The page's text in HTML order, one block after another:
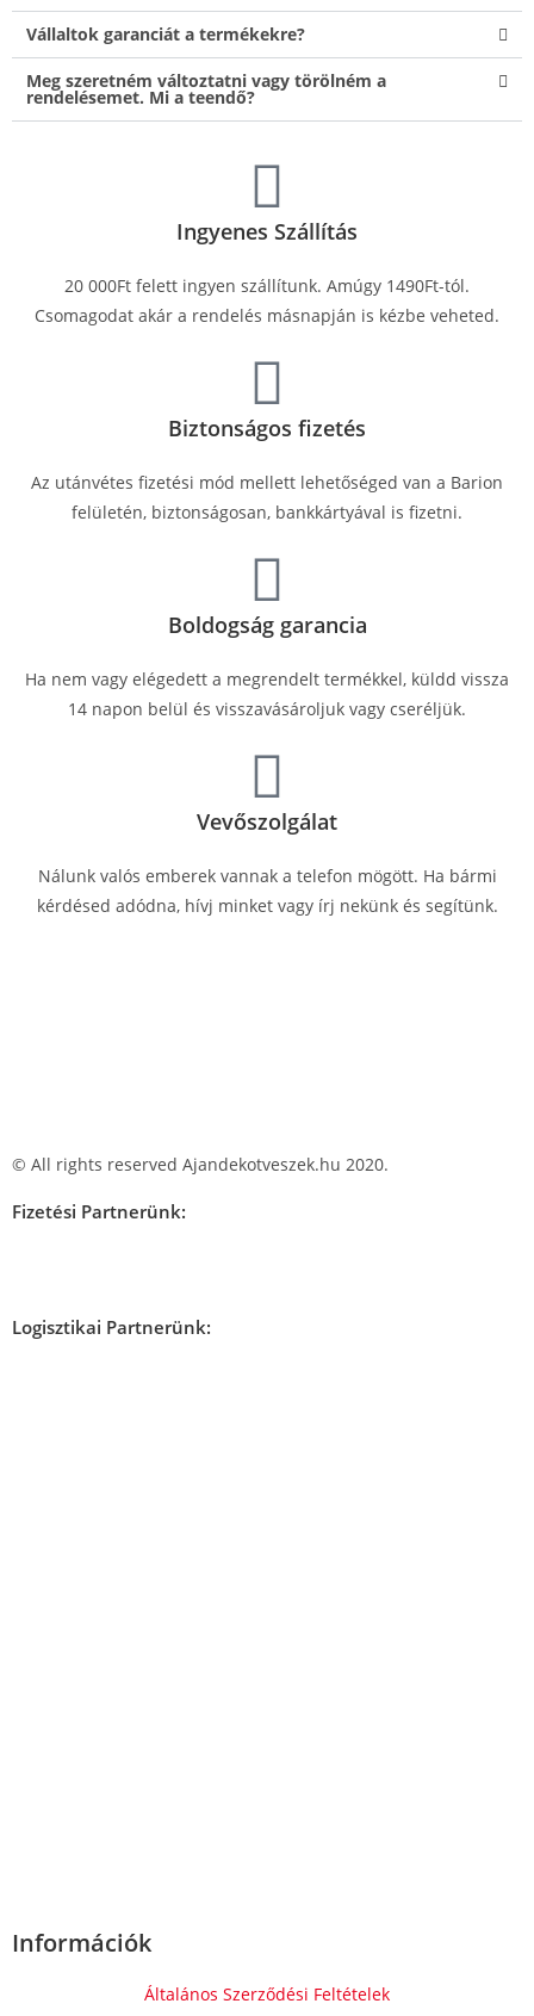
Vállaltok garanciát a termékekre?
Meg szeretném változtatni vagy törölném a
rendelésemet. Mi a teendő?
Ingyenes Szállítás
20 000Ft felett ingyen szállítunk. Amúgy 1490Ft-tól.
Csomagodat akár a rendelés másnapján is kézbe veheted.
Biztonságos fizetés
Az utánvétes fizetési mód mellett lehetőséged van a Barion
felületén, biztonságosan, bankkártyával is fizetni.
Boldogság garancia
Ha nem vagy elégedett a megrendelt termékkel, küldd vissza
14 napon belül és visszavásároljuk vagy cseréljük.
Vevőszolgálat
Nálunk valós emberek vannak a telefon mögött. Ha bármi
kérdésed adódna, hívj minket vagy írj nekünk és segítünk.
© All rights reserved Ajandekotveszek.hu 2020.
Fizetési Partnerünk:
Logisztikai Partnerünk:
Információk
Általános Szerződési Feltételek